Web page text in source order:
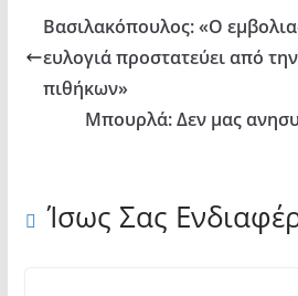
Βασιλακόπουλος: «Ο
ευλογιά προστατεύει από
πιθήκων»
Μπουρλά: Δεν μας
Ίσως Σας